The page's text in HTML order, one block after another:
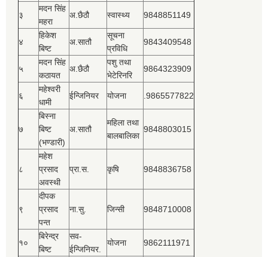
३
मदन सिंह
महरा
अ.छैठौ स्वास्थ्य 9848851149
४
हिकेश
बिष्‍ट
अ.सातौ
सूचना
प्रविधि
9843409548
५
मदन सिंह
कठायत
अ.छैठौ
पशु तथा
भेटेरिनरि
9864323909
६
महेश्‍वरी
धामी
ईन्जिनियर योजना .9865577822
७
बिस्‍ना
बिष्‍ट
(भण्डारी)
अ.सातौ
महिला तथा
बालबालिका
9848803015
८
महेश
प्रसाद
अवस्थी
प्रा.स. कृषि 9848836758
९
दीपक
प्रसाद
पन्त
ना.सु. जिन्सी 9848710008
१०
बिरेन्द्र
बिष्‍ट
सव-
ईन्जिनियर.
योजना 9862111971